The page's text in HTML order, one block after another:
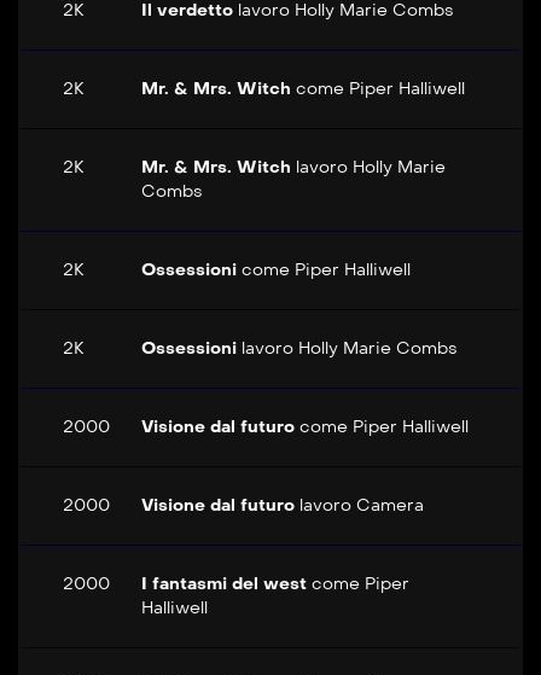
2K Il verdetto lavoro Holly Marie Combs
2K Mr. & Mrs. Witch come Piper Halliwell
2K Mr. & Mrs. Witch lavoro Holly Marie
Combs
2K Ossessioni come Piper Halliwell
2K Ossessioni lavoro Holly Marie Combs
2000 Visione dal futuro come Piper Halliwell
2000 Visione dal futuro lavoro Camera
2000 I fantasmi del west come Piper
Halliwell